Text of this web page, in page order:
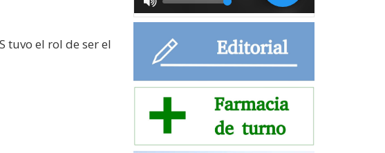
tuvo el rol de ser el